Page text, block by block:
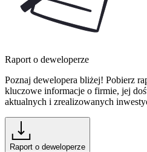
Raport o deweloperze
Poznaj dewelopera bliżej! Pobierz
kluczowe informacje o firmie, jej
aktualnych i zrealizowanych
Raport o deweloperze